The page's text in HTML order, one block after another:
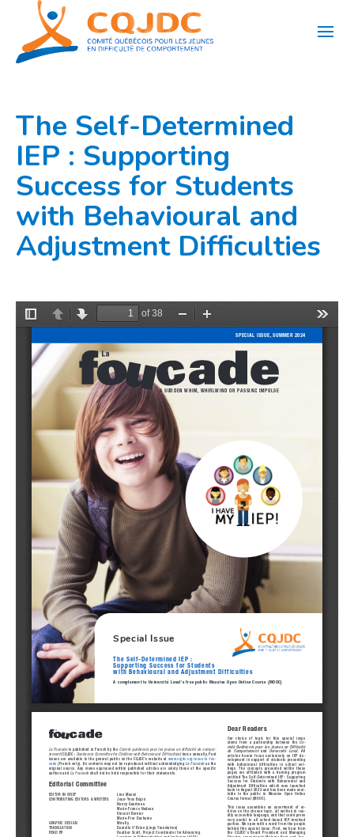
contenu
The Self-Determined
IEP : Supporting
Success for Students
with Behavioural and
Adjustment Difficulties